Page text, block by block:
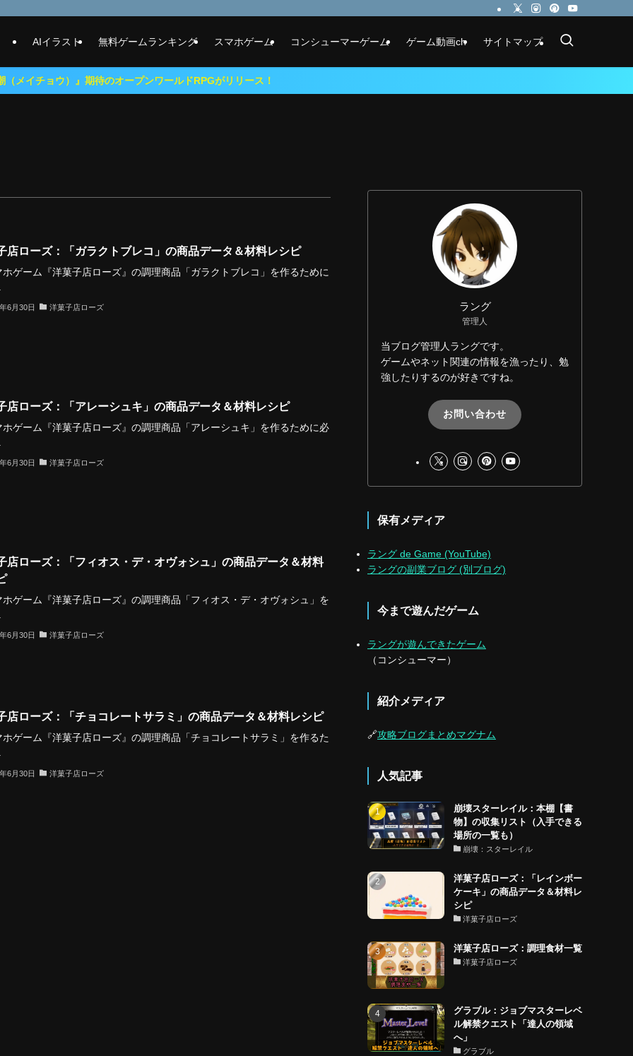
AIイラスト 無料ゲームランキング スマホゲーム コンシューマーゲーム ゲーム動画ch サイトマップ
のオープンワールドRPGがリリース！
店ローズ：「ガラクトブレコ」の商品データ＆材料レシピ
ゲーム『洋菓子店ローズ』の調理商品「ガラクトブレコ」を作るために
6月30日 洋菓子店ローズ
店ローズ：「アレーシュキ」の商品データ＆材料レシピ
ゲーム『洋菓子店ローズ』の調理商品「アレーシュキ」を作るために必
6月30日 洋菓子店ローズ
店ローズ：「フィオス・デ・オヴォシュ」の商品データ＆材料
ゲーム『洋菓子店ローズ』の調理商品「フィオス・デ・オヴォシュ」を
6月30日 洋菓子店ローズ
店ローズ：「チョコレートサラミ」の商品データ＆材料レシピ
ゲーム『洋菓子店ローズ』の調理商品「チョコレートサラミ」を作るた
6月30日 洋菓子店ローズ
ラング
管理人
当ブログ管理人ラングです。
ゲームやネット関連の情報を漁ったり、勉
強したりするのが好きですね。
お問い合わせ
保有メディア
ラング de Game (YouTube)
ラングの副業ブログ (別ブログ)
今まで遊んだゲーム
ラングが遊んできたゲーム
（コンシューマー）
紹介メディア
🔗攻略ブログまとめマグナム
人気記事
崩壊スターレイル：本棚【書
物】の収集リスト（入手できる
場所の一覧も）
崩壊：スターレイル
洋菓子店ローズ：「レインボー
ケーキ」の商品データ＆材料レ
シピ
洋菓子店ローズ
洋菓子店ローズ：調理食材一覧
洋菓子店ローズ
グラブル：ジョブマスターレベ
ル解禁クエスト「達人の領域
へ」
グラブル